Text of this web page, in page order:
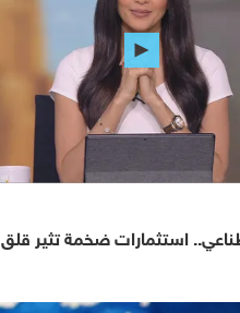
استثمارات ضخمة تثير قلق